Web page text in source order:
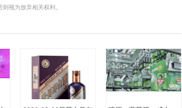
视为放弃相关权利。